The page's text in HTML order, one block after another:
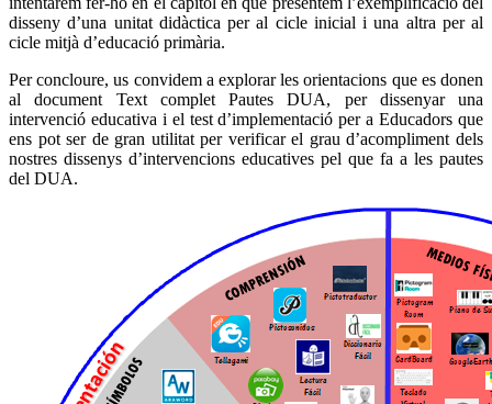
disseny d’una unitat didàctica per al cicle inicial i una altra per al
cicle mitjà d’educació primària.
Per concloure, us convidem a explorar les orientacions que es donen
al document Text complet Pautes DUA, per dissenyar una
intervenció educativa i el test d’implementació per a Educadors que
ens pot ser de gran utilitat per verificar el grau d’acompliment dels
nostres dissenys d’intervencions educatives pel que fa a les pautes
del DUA.